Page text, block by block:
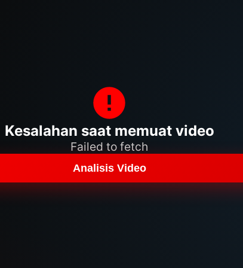
Kesalahan saat memuat video
Failed to fetch
Analisis Video